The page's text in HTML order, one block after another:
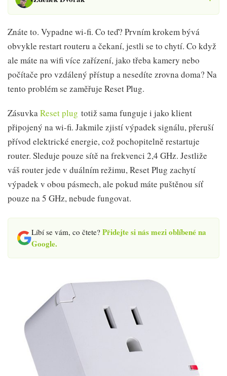
Znáte to. Vypadne wi-fi. Co teď? Prvním krokem bývá
obvykle restart routeru a čekaní, jestli se to chytí. Co když
ale máte na wifi více zařízení, jako třeba kamery nebo
počítače pro vzdálený přístup a nesedíte zrovna doma? Na
tento problém se zaměřuje Reset Plug.
ZásuvkaReset plug totiž sama funguje i jako klient
připojený na wi-fi. Jakmile zjistí výpadek signálu, přeruší
přívod elektrické energie, což pochopitelně restartuje
router. Sleduje pouze sítě na frekvenci 2,4 GHz. Jestliže
váš router jede v duálním režimu, Reset Plug zachytí
výpadek v obou pásmech, ale pokud máte puštěnou síť
pouze na 5 GHz, nebude fungovat.
Líbí se vám, co čtete? Přidejte si nás mezi oblíbené na
Google.